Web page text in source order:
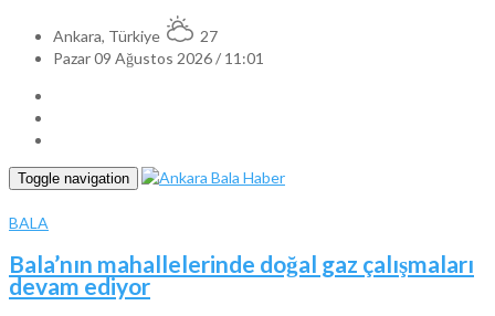
Ankara, Türkiye
27
Pazar 09 Ağustos 2026 / 11:01
Toggle navigation
BALA
Bala’nın mahallelerinde doğal gaz çalışmaları
devam ediyor